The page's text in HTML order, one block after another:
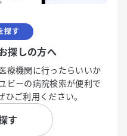
探す
探しの方へ
療機関に行ったらいいか
ビーの病院検索が便利で
ひご利用ください。
す